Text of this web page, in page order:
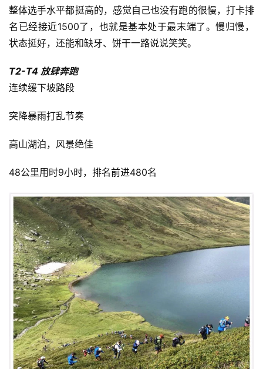
整体选手水平都挺高的，感觉自己也没有跑的很慢，打卡排
名已经接近1500了，也就是基本处于最末端了。慢归慢，
状态挺好，还能和缺牙、饼干一路说说笑笑。
T2-T4 放肆奔跑
连续缓下坡路段
突降暴雨打乱节奏
高山湖泊，风景绝佳
48公里用时9小时，排名前进480名